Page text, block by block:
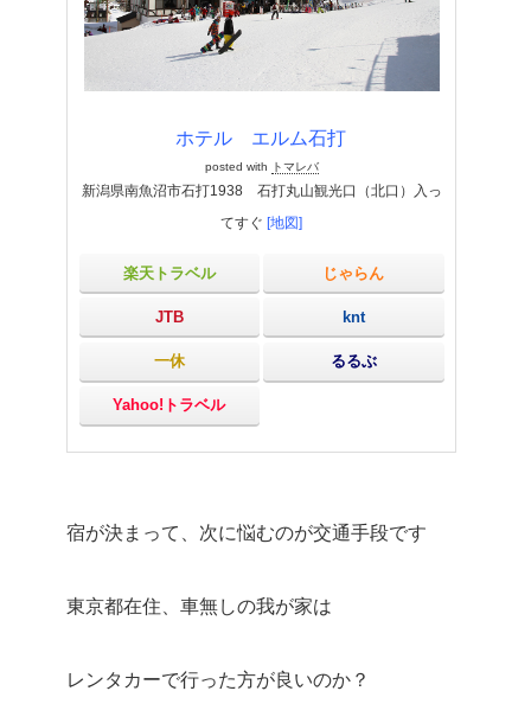
ホテル エルム石打
posted with トマレバ
新潟県南魚沼市石打1938 石打丸山観光口（北口）入っ
てすぐ [地図]
楽天トラベル じゃらん
JTB knt
一休 るるぶ
Yahoo!トラベル
宿が決まって、次に悩むのが交通手段です
東京都在住、車無しの我が家は
レンタカーで行った方が良いのか？